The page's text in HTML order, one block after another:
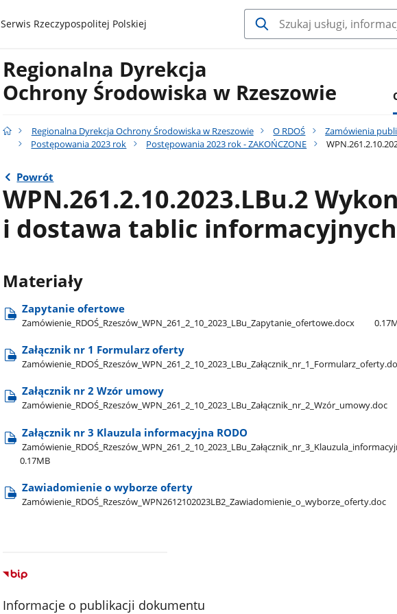
gov.pl
Serwis Rzeczypospolitej Polskiej
Regionalna Dyrekcja
Ochrony Środowiska w Rzeszowie
Regionalna Dyrekcja Ochrony Środowiska w Rzeszowie O RDOŚ Zamówienia
Postępowania 2023 rok
Postępowania 2023 rok - ZAKOŃCZONE
Powrót
WPN.261.2.10.2023.LBu.2
i dostawa tablic informacyjnych
Materiały
Zapytanie ofertowe
Zamówienie​_RDOŚ​_Rzeszów​_WPN​_261​_2​_10​_2023​_LBu​_Zapytanie​_ofertowe.docx
Załącznik nr 1 Formularz oferty
Załącznik nr 2 Wzór umowy
Zamówienie​_RDOŚ​_Rzeszów​_WPN​_261​_2​_10​_2023​_LBu​_Załącznik​_nr​_2​_Wzór​_umowy.doc
Załącznik nr 3 Klauzula informacyjna RODO
0.17MB
Zawiadomienie o wyborze oferty
Zamówienie​_RDOŚ​_Rzeszów​_WPN2612102023LB2​_Zawiadomienie​_o​_wyborze​_oferty.doc
Informacje o publikacji dokumentu